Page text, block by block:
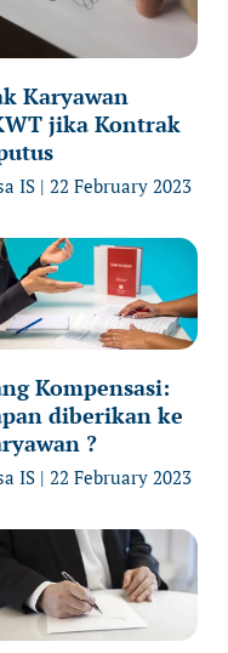
Karyawan
jika Kontrak
IS 22 February 2023
Kompensasi:
diberikan ke
?
IS 22 February 2023